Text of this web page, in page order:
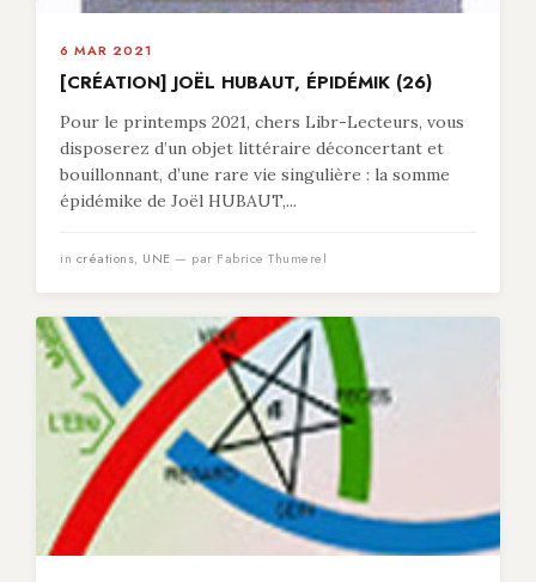
6 MAR 2021
[CRÉATION] JOËL HUBAUT, ÉPIDÉMIK (26)
Pour le printemps 2021, chers Libr-Lecteurs, vous
disposerez d’un objet littéraire déconcertant et
bouillonnant, d’une rare vie singulière : la somme
épidémike de Joël HUBAUT,...
in créations, UNE — par Fabrice Thumerel